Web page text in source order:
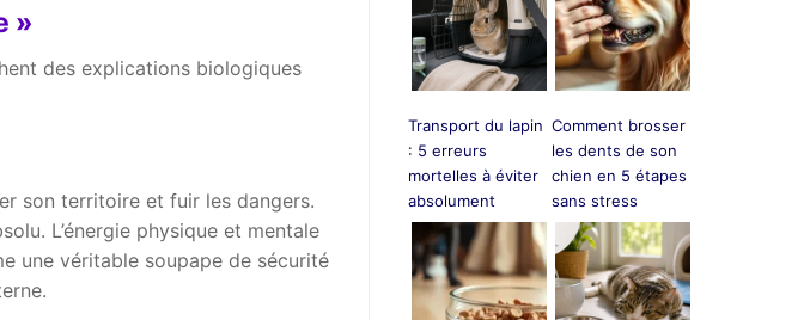
»
des explications biologiques
son territoire et fuir les dangers.
L’énergie physique et mentale
une véritable soupape de sécurité
Transport du lapin
: 5 erreurs
mortelles à éviter
absolument
Comment brosser
les dents de son
chien en 5 étapes
sans stress